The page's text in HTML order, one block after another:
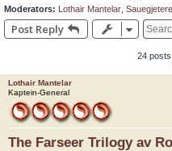
Moderators: Lothair Mantelar
Post Reply
24 posts
Lothair Mantelar
Kaptein-General
The Farseer Trilogy av